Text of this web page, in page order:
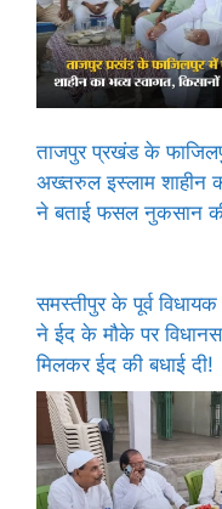
ताजपुर प्रखंड के
अख्तरुल इस्लाम शाहीन
ने बताई फसल नुकसान
समस्तीपुर के पूर्व
ने ईद के मौके पर
मिलकर ईद की बधाई दी!